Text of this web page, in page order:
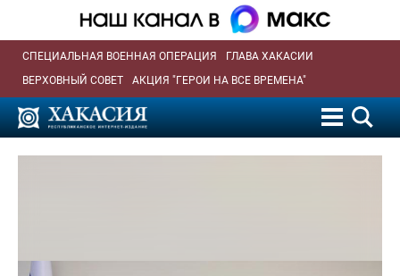
СПЕЦИАЛЬНАЯ ВОЕННАЯ ОПЕРАЦИЯ
ГЛАВА ХАКАСИИ
ВЕРХОВНЫЙ СОВЕТ
АКЦИЯ "ГЕРОИ НА ВСЕ ВРЕМЕНА"